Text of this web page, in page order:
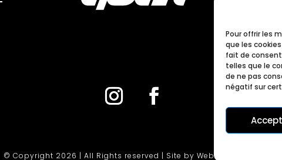
Pour offrir les
que les
fait de
telles que le
de ne pas
négatif sur
© Copyright 2026 | All Rights reserved | Site by Webdesignertlse